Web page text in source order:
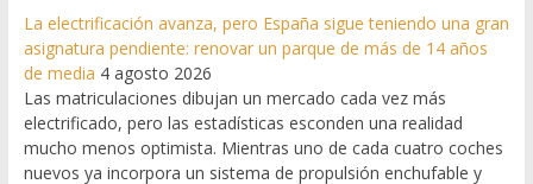
La electrificación avanza, pero España sigue teniendo una gran
asignatura pendiente: renovar un parque de más de 14 años
de media 4 agosto 2026
Las matriculaciones dibujan un mercado cada vez más
electrificado, pero las estadísticas esconden una realidad
mucho menos optimista. Mientras uno de cada cuatro coches
nuevos ya incorpora un sistema de propulsión enchufable y